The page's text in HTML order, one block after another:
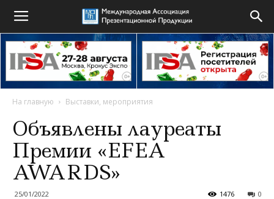
На главную Выставки, мероприятия
Объявлены лауреаты
Премии «EFEA
AWARDS»
25/01/2022 0
1476